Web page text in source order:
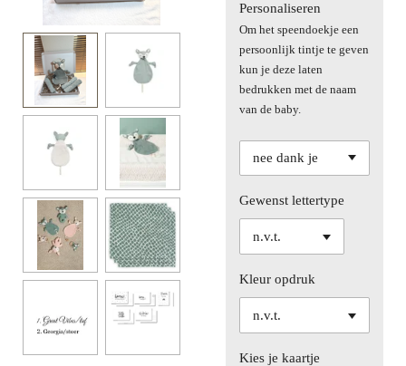
Personaliseren
Om het speendoekje een
persoonlijk tintje te geven
kun je deze laten
bedrukken met de naam
van de baby.
Gewenst lettertype
Kleur opdruk
Kies je kaartje